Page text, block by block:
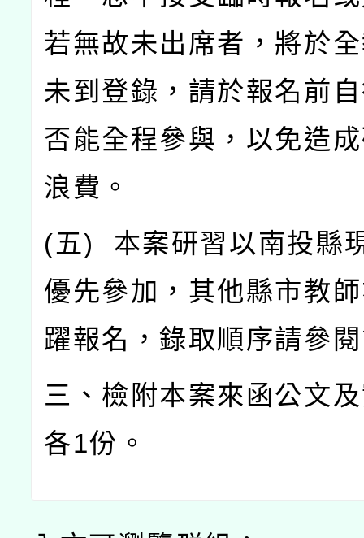
若無故未出席者，將於
未到登錄，請於報名前
否能全程參與，以免造
浪費。
(五) 本案研習以南投縣
優先參加，其他縣市教
躍報名，錄取順序請參
三、檢附本案來函公文
各1份。